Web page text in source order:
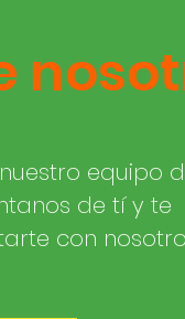
equipo
de tí y te
con